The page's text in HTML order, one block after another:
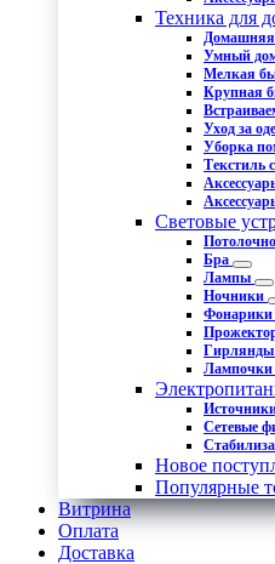
Техника для
Домашняя
Умный
Мелкая
Крупная
Уход за
Уборка
Текстиль
Световые
Бра
Лампы
Ночники
Фонарики
Гирлянды
Лампочки
Сетевые
Новое
Популярные
Витрина
Оплата
Доставка